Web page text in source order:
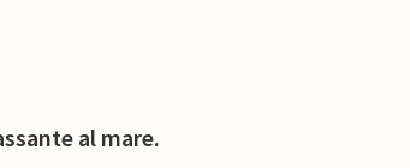
al mare.